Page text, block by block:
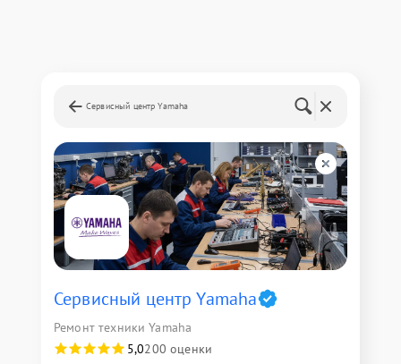
Сервисный центр Yamaha
Сервисный центр Yamaha
Ремонт техники Yamaha
5,0200 оценки